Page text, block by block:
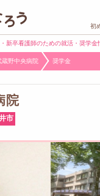
新卒看護師のための就活・奨学金
蔵野中央病院 奨学金
院
市